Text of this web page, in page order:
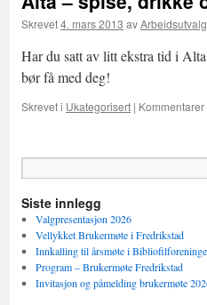
Skrevet4. mars 2013 av
Har du satt av litt ekstra tid i
bør få med deg!
Skrevet i Ukategorisert |
Siste innlegg
Valgpresentasjon 2026
Vellykket Brukermøte i Fredrikstad
Innkalling til årsmøte i
Program – Brukermøte Fredrikstad
Invitasjon og påmelding brukermøte